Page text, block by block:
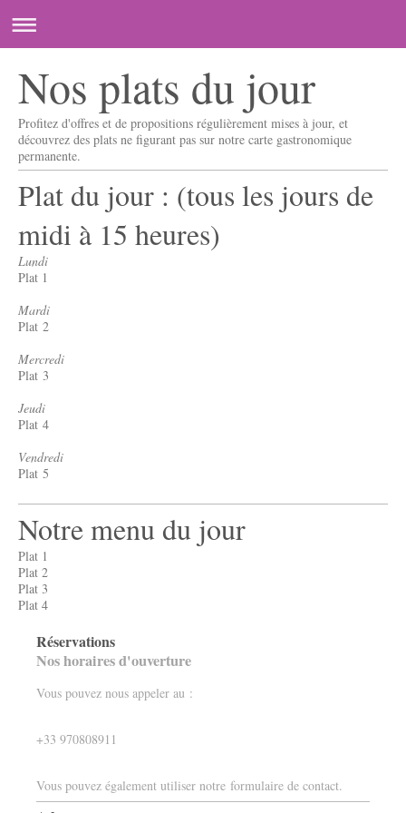
Nos plats du jour
Profitez d'offres et de propositions régulièrement mises à jour, et
découvrez des plats ne figurant pas sur notre carte gastronomique
permanente.
Plat du jour : (tous les jours de
midi à 15 heures)
Lundi
Plat 1
Mardi
Plat 2
Mercredi
Plat 3
Jeudi
Plat 4
Vendredi
Plat 5
Notre menu du jour
Plat 1
Plat 2
Plat 3
Plat 4
Réservations
Nos horaires d'ouverture
Vous pouvez nous appeler au :
+33 970808911
Vous pouvez également utiliser notre formulaire de contact.